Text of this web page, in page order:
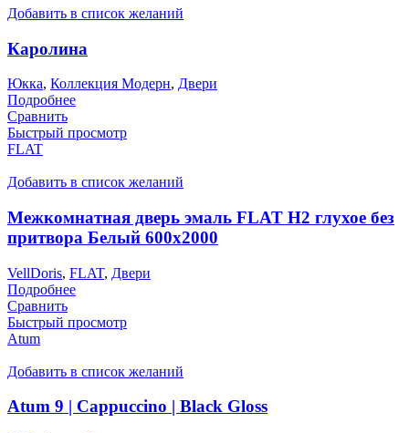
Добавить в список желаний
Каролина
Юкка, Коллекция Модерн, Двери
Подробнее
Сравнить
Быстрый просмотр
FLAT
Добавить в список желаний
Межкомнатная дверь эмаль FLAT H2 глухое без
притвора Белый 600х2000
VellDoris, FLAT, Двери
Подробнее
Сравнить
Быстрый просмотр
Atum
Добавить в список желаний
Atum 9 | Cappuccino | Black Gloss